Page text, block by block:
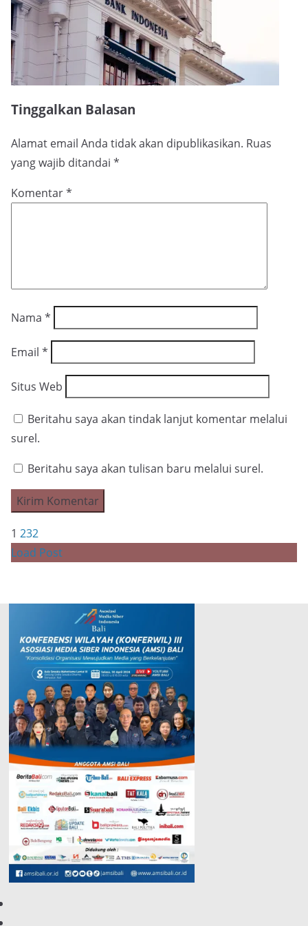
Tinggalkan Balasan
Alamat email Anda tidak akan dipublikasikan. Ruas
yang wajib ditandai *
Komentar*
Nama *
Email *
Situs Web
Beritahu saya akan tindak lanjut komentar melalui
surel.
Beritahu saya akan tulisan baru melalui surel.
1 232
Load Post